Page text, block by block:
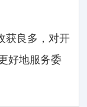
获良多，对开
好地服务委